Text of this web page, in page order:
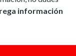
información